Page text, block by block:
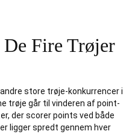
De Fire Trøjer
store trøje-konkurrencer i
trøje går til vinderen af point-
der scorer points ved både
ligger spredt gennem hver